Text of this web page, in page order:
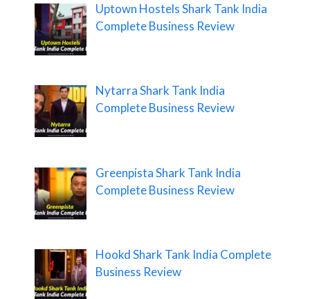
Uptown Hostels Shark Tank India
Complete Business Review
Nytarra Shark Tank India
Complete Business Review
Greenpista Shark Tank India
Complete Business Review
Hookd Shark Tank India Complete
Business Review